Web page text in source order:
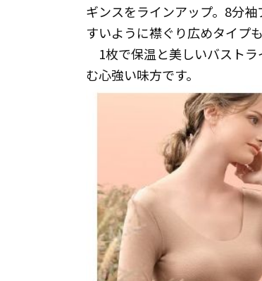
ギンスをラインアップ。8分
すいように襟ぐり広めタイプ
1枚で保温と美しいバスト
む心強い味方です。